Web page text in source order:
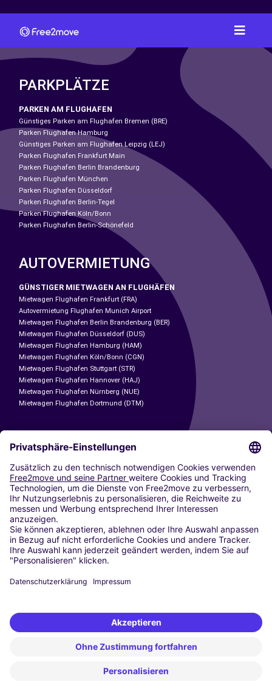
PARKPLÄTZE
PARKEN AM FLUGHAFEN
Günstiges Parken am Flughafen Bremen (BRE)
Parken Flughafen Hamburg
Günstiges Parken am Flughafen Leipzig (LEJ)
Parken Flughafen Frankfurt Main
Parken Flughafen Berlin Brandenburg
Parken Flughafen München
Parken Flughafen Düsseldorf
Parken Flughafen Berlin-Tegel
Parken Flughafen Köln/Bonn
Parken Flughafen Berlin-Schönefeld
AUTOVERMIETUNG
GÜNSTIGER MIETWAGEN AN FLUGHÄFEN
Mietwagen Flughafen Frankfurt (FRA)
Autovermietung Flughafen Munich Airport
Mietwagen Flughafen Berlin Brandenburg (BER)
Mietwagen Flughafen Düsseldorf (DUS)
Mietwagen Flughafen Hamburg (HAM)
Mietwagen Flughafen Köln/Bonn (CGN)
Mietwagen Flughafen Stuttgart (STR)
Mietwagen Flughafen Hannover (HAJ)
Mietwagen Flughafen Nürnberg (NUE)
Mietwagen Flughafen Dortmund (DTM)
CARSHARING
UNSERE STÄDTE
Paris
Madrid
Washington DC
Mailand
Rom
Turin
Wien
Berlin
Düsseldorf